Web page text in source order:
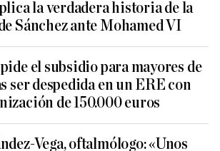
la verdadera historia de la
Sánchez ante Mohamed VI
el subsidio para mayores de
ser despedida en un ERE con
de 150.000 euros
Vega, oftalmólogo: «Unos